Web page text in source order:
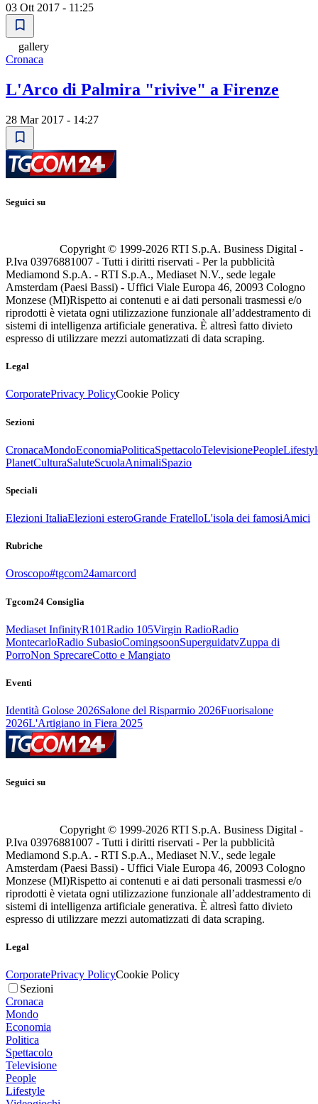
03 Ott 2017 - 11:25
gallery
Cronaca
L'Arco di Palmira "rivive" a Firenze
28 Mar 2017 - 14:27
Seguici su
Copyright © 1999-2026 RTI S.p.A. Business Digital -
P.Iva 03976881007 - Tutti i diritti riservati - Per la pubblicità
Mediamond S.p.A. - RTI S.p.A., Mediaset N.V., sede legale
Amsterdam (Paesi Bassi) - Uffici Viale Europa 46, 20093 Cologno
Monzese (MI)Rispetto ai contenuti e ai dati personali trasmessi e/o
riprodotti è vietata ogni utilizzazione funzionale all’addestramento di
sistemi di intelligenza artificiale generativa. È altresì fatto divieto
espresso di utilizzare mezzi automatizzati di data scraping.
Legal
CorporatePrivacy PolicyCookie Policy
Sezioni
CronacaMondoEconomiaPoliticaSpettacoloTelevisionePeople
PlanetCulturaSaluteScuolaAnimaliSpazio
Speciali
Elezioni ItaliaElezioni esteroGrande FratelloL'isola dei famosiAmici
Rubriche
Oroscopo#tgcom24amarcord
Tgcom24 Consiglia
Mediaset InfinityR101Radio 105Virgin RadioRadio
MontecarloRadio SubasioComingsoonSuperguidatvZuppa di
PorroNon SprecareCotto e Mangiato
Eventi
Identità Golose 2026Salone del Risparmio 2026Fuorisalone
2026L'Artigiano in Fiera 2025
Seguici su
Copyright © 1999-2026 RTI S.p.A. Business Digital -
P.Iva 03976881007 - Tutti i diritti riservati - Per la pubblicità
Mediamond S.p.A. - RTI S.p.A., Mediaset N.V., sede legale
Amsterdam (Paesi Bassi) - Uffici Viale Europa 46, 20093 Cologno
Monzese (MI)Rispetto ai contenuti e ai dati personali trasmessi e/o
riprodotti è vietata ogni utilizzazione funzionale all’addestramento di
sistemi di intelligenza artificiale generativa. È altresì fatto divieto
espresso di utilizzare mezzi automatizzati di data scraping.
Legal
CorporatePrivacy PolicyCookie Policy
Sezioni
Cronaca
Mondo
Economia
Politica
Spettacolo
Televisione
People
Lifestyle